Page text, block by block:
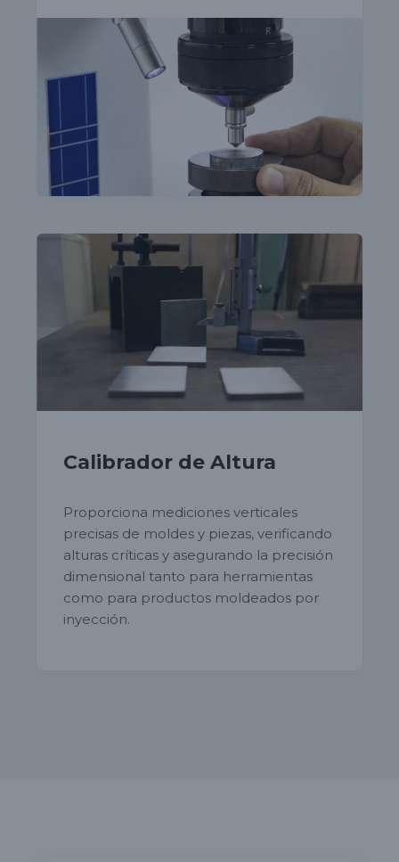
Calibrador de Altura
Proporciona mediciones verticales
precisas de moldes y piezas, verificando
alturas críticas y asegurando la precisión
dimensional tanto para herramientas
como para productos moldeados por
inyección.